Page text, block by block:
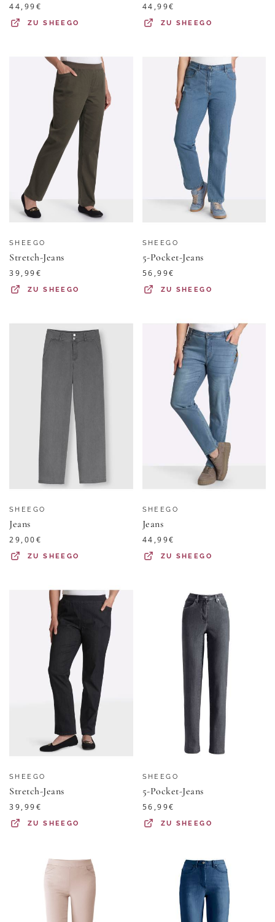
44,99€
ZUSHEEGO
44,99€
ZU SHEEGO
SHEEGO
Stretch-Jeans
39,99€
ZUSHEEGO
SHEEGO
5-Pocket-Jeans
56,99€
ZU SHEEGO
SHEEGO
Jeans
29,00€
ZUSHEEGO
SHEEGO
Jeans
44,99€
ZU SHEEGO
SHEEGO
Stretch-Jeans
39,99€
ZUSHEEGO
SHEEGO
5-Pocket-Jeans
56,99€
ZU SHEEGO